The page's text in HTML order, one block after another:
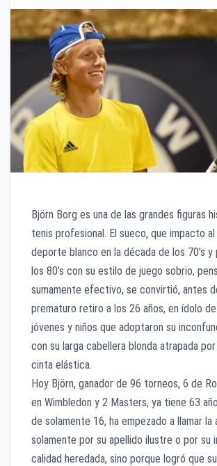
Björn Borg es una de las grandes figuras
tenis profesional. El sueco, que impacto al
deporte blanco en la década de los 70’s y
los 80’s con su estilo de juego sobrio,
sumamente efectivo, se convirtió, antes
prematuro retiro a los 26 años, en ídolo
jóvenes y niños que adoptaron su
con su larga cabellera blonda atrapada
cinta elástica.
Hoy Björn, ganador de 96 torneos, 6 de
en Wimbledon y 2 Masters, ya tiene 63
de solamente 16, ha empezado a llamar la
solamente por su apellido ilustre o por su
calidad heredada, sino porque logró que